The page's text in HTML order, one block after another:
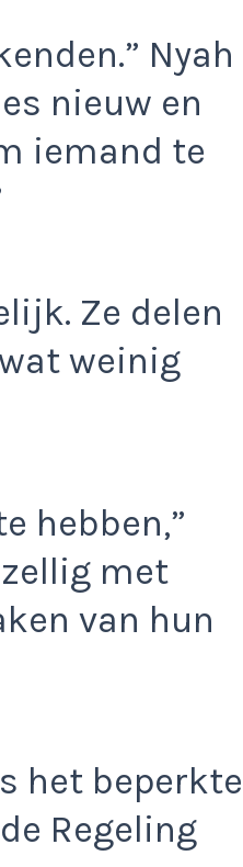
Nyah
nieuw en
iemand te
Ze delen
weinig
hebben,”
met
van hun
het beperkte
Regeling